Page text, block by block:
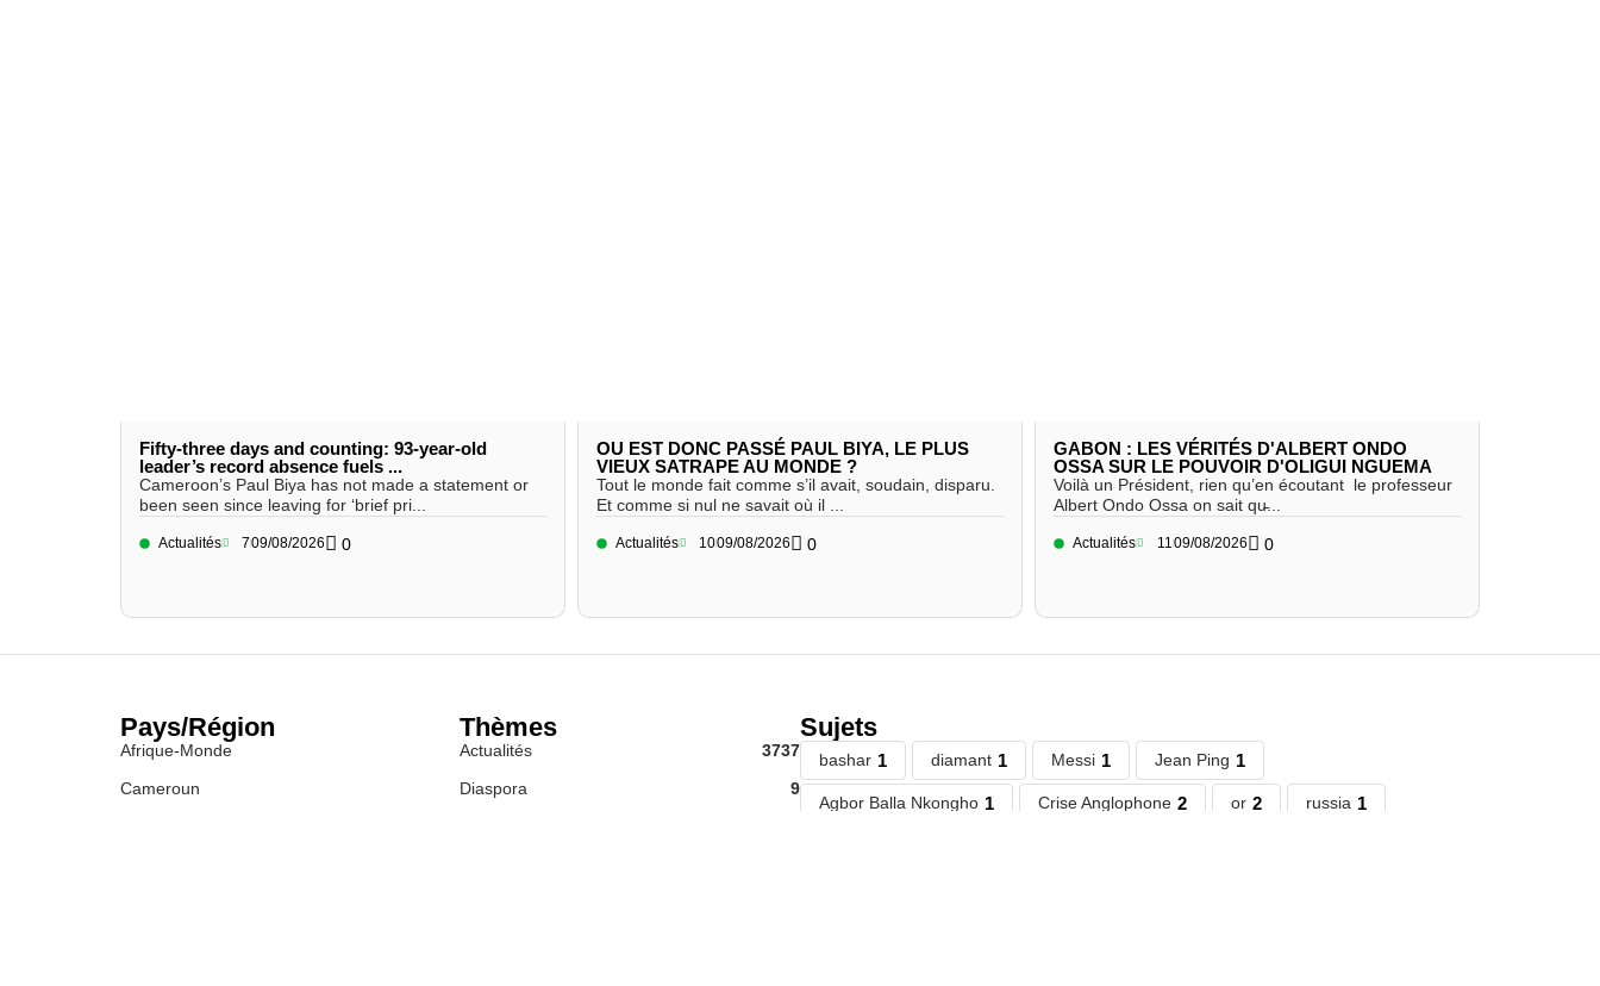
Fifty-three days and counting: 93-year-old
leader’s record absence fuels ...
Cameroon’s Paul Biya has not made a statement or
been seen since leaving for ‘brief pri...
Actualités 709/08/2026 0
OU EST DONC PASSÉ PAUL BIYA, LE PLUS
VIEUX SATRAPE AU MONDE ?
Tout le monde fait comme s’il avait, soudain, disparu.
Et comme si nul ne savait où il ...
Actualités 1009/08/2026 0
GABON : LES VÉRITÉS D'ALBERT ONDO
OSSA SUR LE POUVOIR D'OLIGUI NGUEMA
Voilà un Président, rien qu’en écoutant le professeur
Albert Ondo Ossa on sait qu̵...
Actualités 1109/08/2026 0
Pays/Région
Afrique-Monde
Cameroun
Thèmes
Actualités
3737
Diaspora
9
Sujets
bashar 1 diamant 1 Messi 1 Jean Ping 1
Agbor Balla Nkongho 1 Crise Anglophone 2 or 2 russia 1